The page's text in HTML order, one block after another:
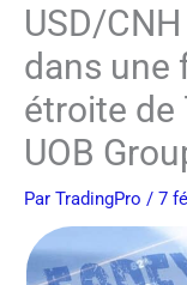
USD/
dans une
étroite de
UOB
Par TradingPro / 7